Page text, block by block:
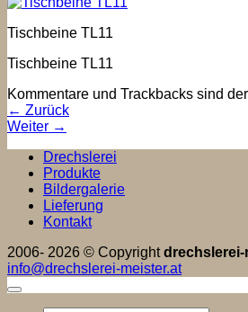
Tischbeine TL11
Tischbeine TL11
Kommentare und Trackbacks sind
← Zurück
Weiter →
Drechslerei
Produkte
Bildergalerie
Lieferung
Kontakt
2006- 2026 © Copyrightdrechslerei-
info@drechslerei-meister.at